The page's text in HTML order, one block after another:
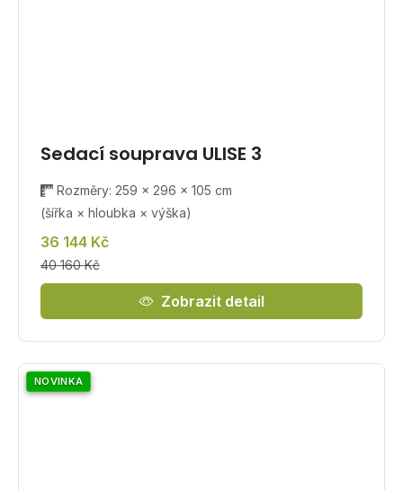
Sedací souprava ULISE 3
Rozměry: 259 × 296 × 105 cm
(šířka × hloubka × výška)
36 144 Kč
40 160 Kč
Zobrazit detail
NOVINKA